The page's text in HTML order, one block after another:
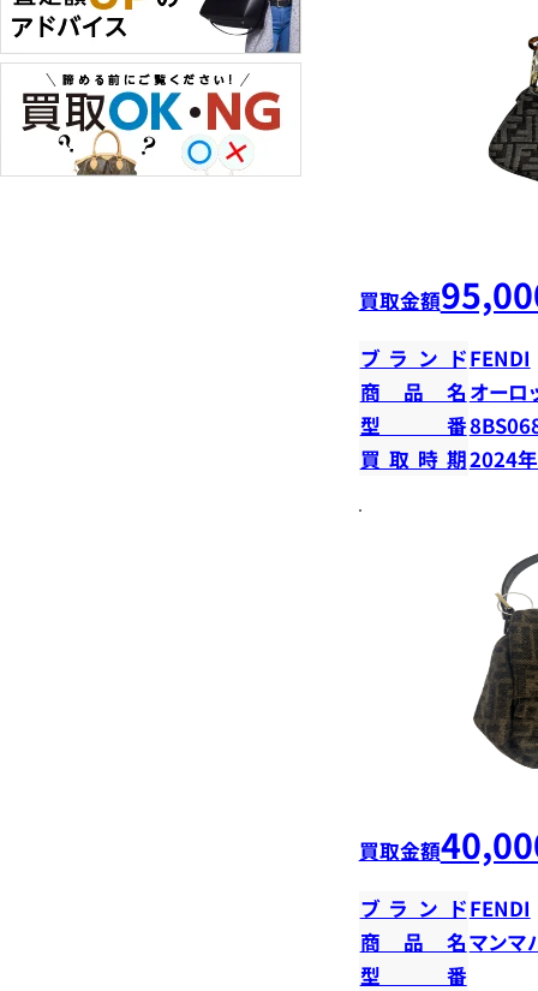
買取金額
ブランドFENDI
商品名 オー
型番
買取時期2024
買取金額
ブランドFENDI
商品名マンマ
型番